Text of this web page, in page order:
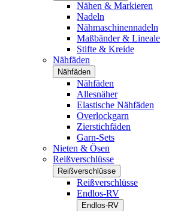
Nähen & Markieren
Nadeln
Nähmaschinennadeln
Maßbänder & Lineale
Stifte & Kreide
Nähfäden
Nähfäden
Nähfäden
Allesnäher
Elastische Nähfäden
Overlockgarn
Zierstichfäden
Garn-Sets
Nieten & Ösen
Reißverschlüsse
Reißverschlüsse
Reißverschlüsse
Endlos-RV
Endlos-RV